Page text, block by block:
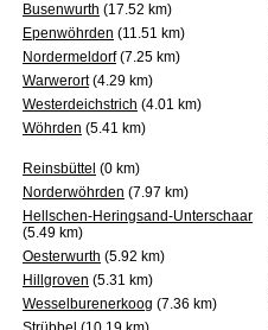
Busenwurth (17.52 km)
Epenwöhrden (11.51 km)
Nordermeldorf(7.25 km)
Warwerort(4.29 km)
Westerdeichstrich (4.01 km)
Wöhrden (5.41 km)
Reinsbüttel (0 km)
Norderwöhrden (7.97 km)
Hellschen-Heringsand-Unterschaar
(5.49 km)
Oesterwurth (5.92 km)
Hillgroven (5.31 km)
Wesselburenerkoog (7.36 km)